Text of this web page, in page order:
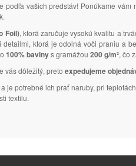
podľa vašich predstáv! Ponúkame vám
Foil), ktorá zaručuje vysokú kvalitu a
ktorá je odolná voči praniu a
100% bavlnys gramážou 200 g/m², čo
vás dôležitý, preto expedujeme
je potrebné ich prať naruby, pri
textilu.